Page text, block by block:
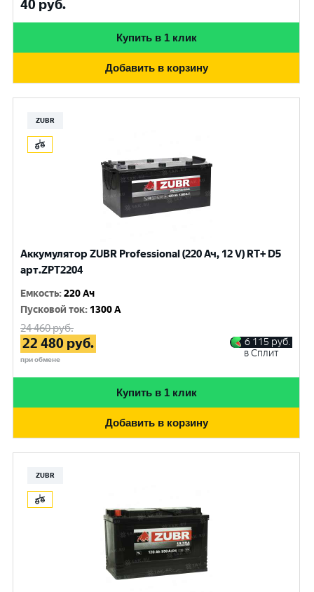
40 руб.
Купить в 1 клик
Добавить в корзину
ZUBR
Аккумулятор ZUBR Professional (220 Ач, 12 V) RT+ D5
арт.ZPT2204
Емкость:220 Ач
Пусковой ток: 1300 A
24 460руб.
22 480 руб.
при обмене
6 115 руб.
в Сплит
Купить в 1 клик
Добавить в корзину
ZUBR